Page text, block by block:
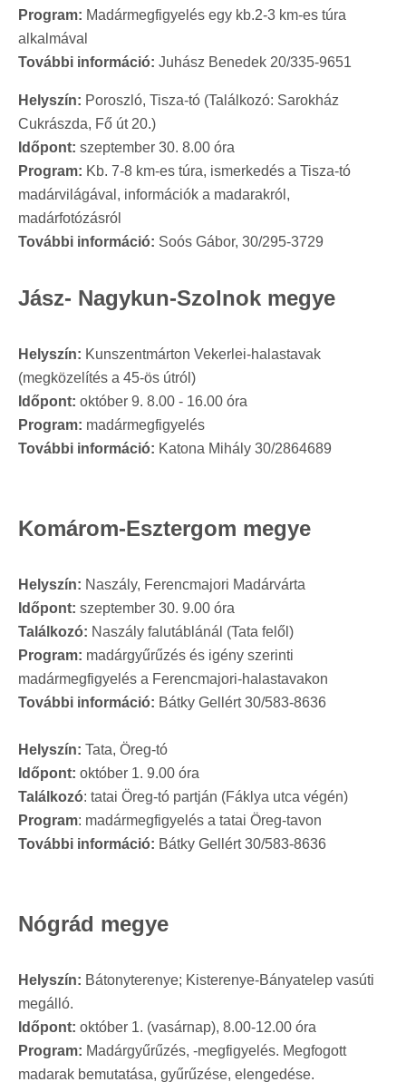
Program: Madármegfigyelés egy kb.2-3 km-es túra
alkalmával
További információ: Juhász Benedek 20/335-9651
Helyszín: Poroszló, Tisza-tó (Találkozó: Sarokház
Cukrászda, Fő út 20.)
Időpont: szeptember 30. 8.00 óra
Program: Kb. 7-8 km-es túra, ismerkedés a Tisza-tó
madárvilágával, információk a madarakról,
madárfotózásról
További információ: Soós Gábor, 30/295-3729
Jász- Nagykun-Szolnok megye
Helyszín: Kunszentmárton Vekerlei-halastavak
(megközelítés a 45-ös útról)
Időpont: október 9. 8.00 - 16.00 óra
Program: madármegfigyelés
További információ: Katona Mihály 30/2864689
Komárom-Esztergom megye
Helyszín: Naszály, Ferencmajori Madárvárta
Időpont: szeptember 30. 9.00 óra
Találkozó: Naszály falutáblánál (Tata felől)
Program: madárgyűrűzés és igény szerinti
madármegfigyelés a Ferencmajori-halastavakon
További információ: Bátky Gellért 30/583-8636
Helyszín: Tata, Öreg-tó
Időpont: október 1. 9.00 óra
Találkozó: tatai Öreg-tó partján (Fáklya utca végén)
Program: madármegfigyelés a tatai Öreg-tavon
További információ: Bátky Gellért 30/583-8636
Nógrád megye
Helyszín: Bátonyterenye; Kisterenye-Bányatelep vasúti
megálló.
Időpont: október 1. (vasárnap), 8.00-12.00 óra
Program: Madárgyűrűzés, -megfigyelés. Megfogott
madarak bemutatása, gyűrűzése, elengedése.